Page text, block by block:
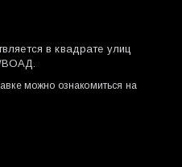
в квадрате улиц
можно ознакомиться на